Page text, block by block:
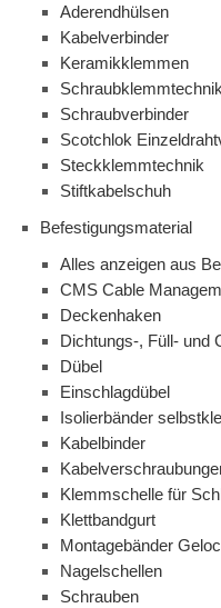
Aderendhülsen
Kabelverbinder
Keramikklemmen
Schraubklemmtechnik
Schraubverbinder
Scotchlok
Steckklemmtechnik
Stiftkabelschuh
Befestigungsmaterial
Alles anzeigen aus
CMS Cable
Deckenhaken
Dichtungs-, Füll- und
Dübel
Einschlagdübel
Isolierbänder
Kabelbinder
Klemmschelle für
Klettbandgurt
Montagebänder
Nagelschellen
Schrauben